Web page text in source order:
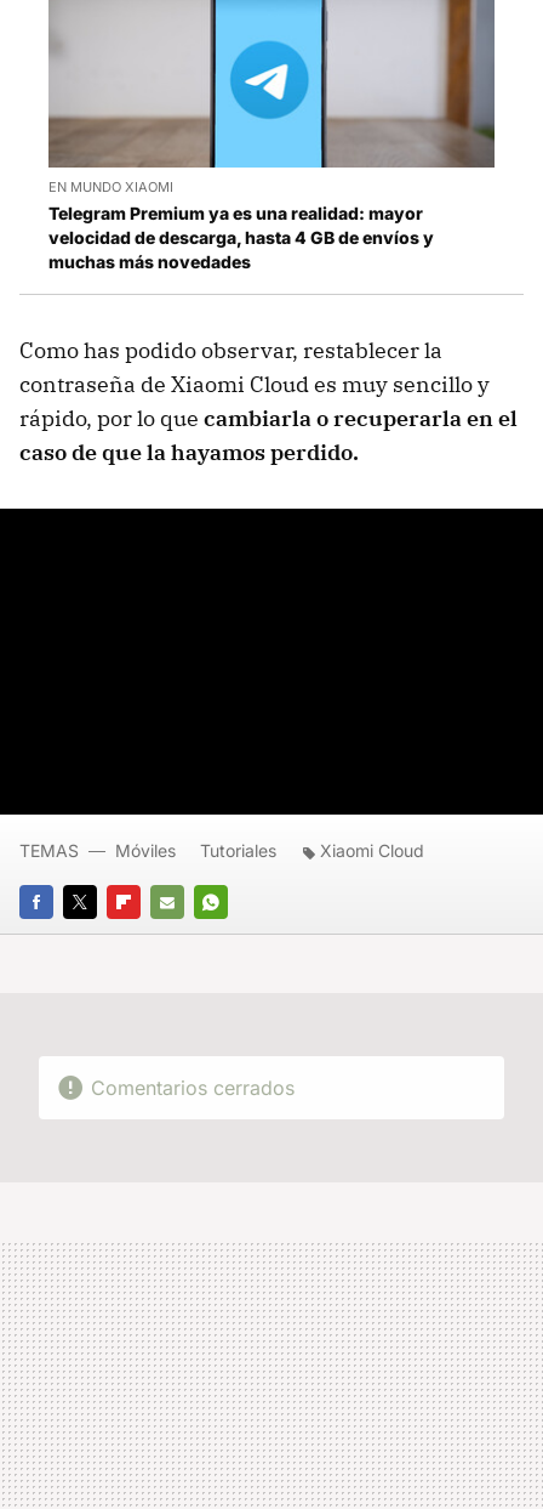
EN MUNDO XIAOMI
Telegram Premium ya es una realidad: mayor
velocidad de descarga, hasta 4 GB de envíos y
muchas más novedades
Como has podido observar, restablecer la
contraseña de Xiaomi Cloud es muy sencillo y
rápido, por lo que cambiarla o recuperarla en el
caso de que la hayamos perdido.
FACEBOOK
TWITTERFLIPBOARD
E-
WHATSAPP
TEMAS Móviles Tutoriales Xiaomi Cloud
Comentarios cerrados